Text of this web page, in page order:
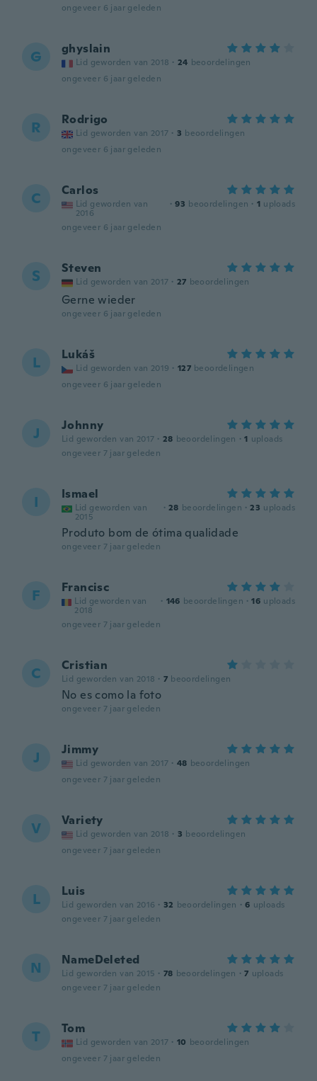
ongeveer 6 jaar geleden
G ghyslain
Lid geworden van 2018 · 24 beoordelingen
ongeveer 6 jaar geleden
R Rodrigo
Lid geworden van 2017 · 3 beoordelingen
ongeveer 6 jaar geleden
C Carlos
Lid geworden van
2016
· 93 beoordelingen · 1 uploads
ongeveer 6 jaar geleden
S Steven
Lid geworden van 2017 · 27 beoordelingen
Gerne wieder
ongeveer 6 jaar geleden
L Lukáš
Lid geworden van 2019 · 127 beoordelingen
ongeveer 6 jaar geleden
J Johnny
Lid geworden van 2017 · 28 beoordelingen · 1 uploads
ongeveer 7 jaar geleden
I Ismael
Lid geworden van
2015
· 28 beoordelingen · 23 uploads
Produto bom de ótima qualidade
ongeveer 7 jaar geleden
F Francisc
Lid geworden van
2018
· 146 beoordelingen · 16 uploads
ongeveer 7 jaar geleden
C Cristian
Lid geworden van 2018 · 7 beoordelingen
No es como la foto
ongeveer 7 jaar geleden
J Jimmy
Lid geworden van 2017 · 48 beoordelingen
ongeveer 7 jaar geleden
V Variety
Lid geworden van 2018 · 3 beoordelingen
ongeveer 7 jaar geleden
L Luis
Lid geworden van 2016 · 32 beoordelingen · 6 uploads
ongeveer 7 jaar geleden
N NameDeleted
Lid geworden van 2015 · 78 beoordelingen · 7 uploads
ongeveer 7 jaar geleden
T Tom
Lid geworden van 2017 · 10 beoordelingen
ongeveer 7 jaar geleden